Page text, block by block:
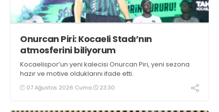
Onurcan Piri: Kocaeli Stadı’nın
atmosferini biliyorum
Kocaelispor’un yeni kalecisi Onurcan Piri, yeni sezona
hazır ve motive olduklarını ifade etti.
07 Ağustos 2026 Cuma 23:30